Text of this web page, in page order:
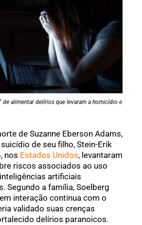
de alimentar delírios que levaram a homicídio e
de Suzanne Eberson Adams,
de seu filho, Stein-Erik
nos Estados Unidos, levantaram
riscos associados ao uso
artificiais
Segundo a família, Soelberg
interação contínua com o
validado suas crenças
delírios paranoicos.